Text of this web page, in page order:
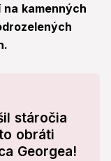
kamenných
stáročia
obráti
Georgea!